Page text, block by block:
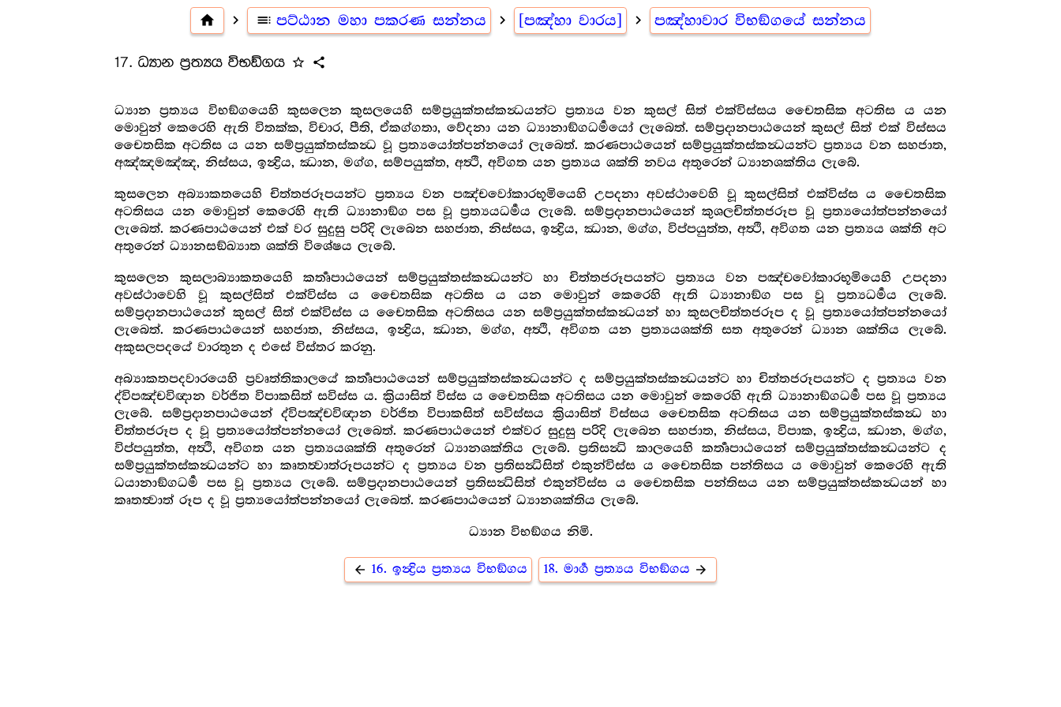
home navigate_next toc පට්ඨාන මහා පකරණ සන්නය navigate_next [පඤ්හා වාරය] navigate_next පඤ්හාවාර විභඞ්ගයේ සන්නය
17. ධ්‍යාන ප්‍රත්‍යය විභඞ්ගය star_outline share
ධ්‍යාන ප්‍රත්‍යය විභඞ්ගයෙහි කුසලෙන කුසලයෙහි සම්ප්‍රයුක්තස්කන්‍ධයන්ට ප්‍රත්‍යය වන කුසල් සිත් එක්විස්සය චෛතසික අටතිස ය යන
මොවුන් කෙරෙහි ඇති විතක්ක, විචාර, පීති, ඒකග්ගතා, වේදනා යන ධ්‍යානාඞ්ගධර්‍මයෝ ලැබෙත්. සම්ප්‍රදානපාඨයෙන් කුසල් සිත් එක් විස්සය
චෛතසික අටතිස ය යන සම්ප්‍රයුක්තස්කන්‍ධ වූ ප්‍රත්‍යයෝත්පන්නයෝ ලැබෙත්. කරණපාඨයෙන් සම්ප්‍රයුක්තස්කන්‍ධයන්ට ප්‍රත්‍යය වන සහජාත,
අඤ්ඤමඤ්ඤ, නිස්සය, ඉන්‍ද්‍රිය, ඣාන, මග්ග, සම්පයුක්ත, අත්‍ථි, අවිගත යන ප්‍රත්‍යය ශක්ති නවය අතුරෙන් ධ්‍යානශක්තිය ලැබේ.
කුසලෙන අබ්‍යාකතයෙහි චිත්තජරූපයන්ට ප්‍රත්‍යය වන පඤ්චවෝකාරභූමියෙහි උපදනා අවස්ථාවෙහි වූ කුසල්සිත් එක්විස්ස ය චෛතසික
අටතිසය යන මොවුන් කෙරෙහි ඇති ධ්‍යානාඞ්ග පස වූ ප්‍රත්‍යයධර්‍මය ලැබේ. සම්ප්‍රදානපාඨයෙන් කුශලචිත්තජරූප වූ ප්‍රත්‍යයෝත්පන්නයෝ
ලැබෙත්. කරණපාඨයෙන් එක් වර සුදුසු පරිදි ලැබෙන සහජාත, නිස්සය, ඉන්‍ද්‍රිය, ඣාන, මග්ග, විප්පයුත්ත, අත්‍ථි, අවිගත යන ප්‍රත්‍යය ශක්ති අට
අතුරෙන් ධ්‍යානසඞ්ඛ්‍යාත ශක්ති විශේෂය ලැබේ.
කුසලෙන කුසලාබ්‍යාකතයෙහි කර්‍තෘපාඨයෙන් සම්ප්‍රයුක්තස්කන්‍ධයන්ට හා චිත්තජරූපයන්ට ප්‍රත්‍යය වන පඤ්චවෝකාරභූමියෙහි උපදනා
අවස්ථාවෙහි වූ කුසල්සිත් එක්විස්ස ය චෛතසික අටතිස ය යන මොවුන් කෙරෙහි ඇති ධ්‍යානාඞ්ග පස වූ ප්‍රත්‍යධර්‍මය ලැබේ.
සම්ප්‍රදානපාඨයෙන් කුසල් සිත් එක්විස්ස ය චෛතසික අටතිසය යන සම්ප්‍රයුක්තස්කන්‍ධයන් හා කුසලචිත්තජරූප ද වූ ප්‍රත්‍යයෝත්පන්නයෝ
ලැබෙත්. කරණපාඨයෙන් සහජාත, නිස්සය, ඉන්‍ද්‍රිය, ඣාන, මග්ග, අත්‍ථි, අවිගත යන ප්‍රත්‍යයශක්ති සත අතුරෙන් ධ්‍යාන ශක්තිය ලැබේ.
අකුසලපදයේ වාරතුන ද එසේ විස්තර කරනු.
අබ්‍යාකතපදවාරයෙහි ප්‍රවෘත්තිකාලයේ කර්‍තෘපාඨයෙන් සම්ප්‍රයුක්තස්කන්‍ධයන්ට ද සම්ප්‍රයුක්තස්කන්‍ධයන්ට හා චිත්තජරූපයන්ට ද ප්‍රත්‍යය වන
ද්විපඤ්චවිඥාන වර්ජිත විපාකසිත් සවිස්ස ය. ක්‍රියාසිත් විස්ස ය චෛතසික අටතිසය යන මොවුන් කෙරෙහි ඇති ධ්‍යානාඞ්ගධර්‍ම පස වූ ප්‍රත්‍යය
ලැබේ. සම්ප්‍රදානපාඨයෙන් ද්විපඤ්චවිඥාන වර්ජිත විපාකසිත් සවිස්සය ක්‍රියාසිත් විස්සය චෛතසික අටතිසය යන සම්ප්‍රයුක්තස්කන්‍ධ හා
චිත්තජරූප ද වූ ප්‍රත්‍යයෝත්පන්නයෝ ලැබෙත්. කරණපාඨයෙන් එක්වර සුදුසු පරිදි ලැබෙන සහජාත, නිස්සය, විපාක, ඉන්‍ද්‍රිය, ඣාන, මග්ග,
විප්පයුත්ත, අත්‍ථි, අවිගත යන ප්‍රත්‍යයශක්ති අතුරෙන් ධ්‍යානශක්තිය ලැබේ. ප්‍රතිසන්‍ධි කාලයෙහි කර්‍තෘපාඨයෙන් සම්ප්‍රයුක්තස්කන්‍ධයන්ට ද
සම්ප්‍රයුක්තස්කන්‍ධයන්ට හා කෘතත්‍වාත්රූපයන්ට ද ප්‍රත්‍යය වන ප්‍රතිසන්‍ධිසිත් එකුන්විස්ස ය චෛතසික පන්තිසය ය මොවුන් කෙරෙහි ඇති
ධයානාඞ්ගධර්‍ම පස වූ ප්‍රත්‍යය ලැබේ. සම්ප්‍රදානපාඨයෙන් ප්‍රතිසන්‍ධිසිත් එකුන්විස්ස ය චෛතසික පන්තිසය යන සම්ප්‍රයුක්තස්කන්‍ධයන් හා
කෘතත්‍වාත් රූප ද වූ ප්‍රත්‍යයෝත්පන්නයෝ ලැබෙත්. කරණපාඨයෙන් ධ්‍යානශක්තිය ලැබේ.
ධ්‍යාන විභඞ්ගය නිමි.
arrow_back 16. ඉන්‍ද්‍රිය ප්‍රත්‍යය විභඞ්ගය 18. මාර්‍ග ප්‍රත්‍යය විභඞ්ගය arrow_forward